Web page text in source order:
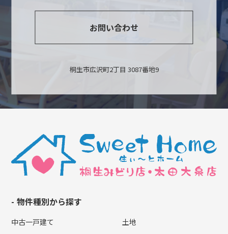
お問い合わせ
桐生市広沢町2丁目 3087番地9
物件種別から探す
中古一戸建て
土地